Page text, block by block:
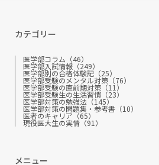
カテゴリー
医学部コラム（46）
医学部入試情報（249）
医学部別の合格体験記（25）
医学部受験のメンタル対策（76）
医学部受験の直前期対策（11）
医学部受験生の生活習慣（23）
医学部対策の勉強法（145）
医学部対策の問題集・参考書（10）
医者のキャリア（65）
現役医大生の実情（91）
メニュー